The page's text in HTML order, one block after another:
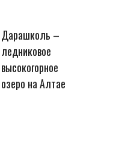
Дарашколь –
ледниковое
высокогорное
озеро на Алтае